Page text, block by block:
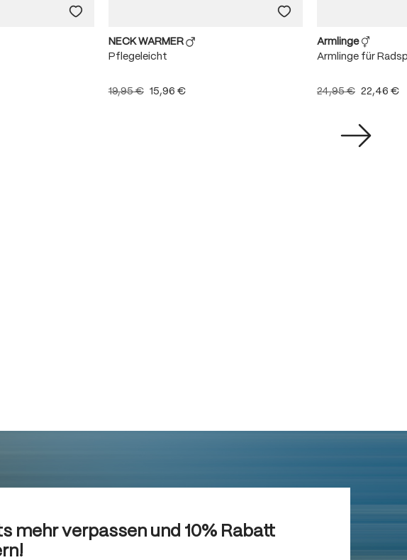
NECK WARMER
Pflegeleicht
19,95 € 15,96 €
Armlinge
Armlinge für
24,95 € 22,46 €
mehr verpassen und 10% Rabatt